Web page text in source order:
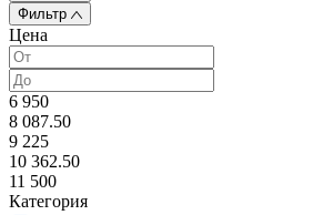
Фильтр
Цена
6 950
8 087.50
9 225
10 362.50
11 500
Категория